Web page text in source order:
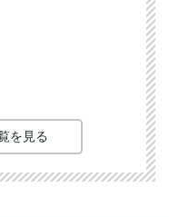
を見る